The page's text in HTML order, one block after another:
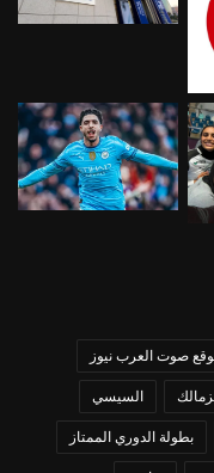
صوت العرب نيوز
السيسي
بطولة الدوري الممتاز